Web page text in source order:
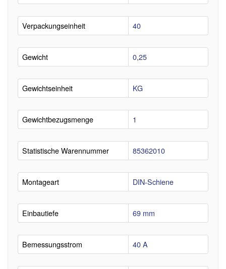
Verpackungseinheit 40
Gewicht 0,25
Gewichtseinheit KG
Gewichtbezugsmenge 1
Statistische Warennummer 85362010
Montageart DIN-Schiene
Einbautiefe 69 mm
Bemessungsstrom 40 A